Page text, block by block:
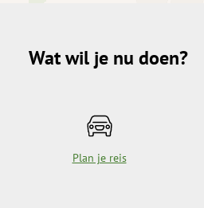
Wat wil je nu doen?
Plan je reis